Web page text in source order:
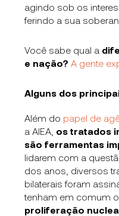
agindo sob os
ferindo a sua
Você sabe qual a
e nação? A gente
Alguns dos
Além do papel de
a AIEA, os tratados
são ferramentas
lidarem com a
dos anos, diversos
bilaterais foram
tenham em comum o
proliferação